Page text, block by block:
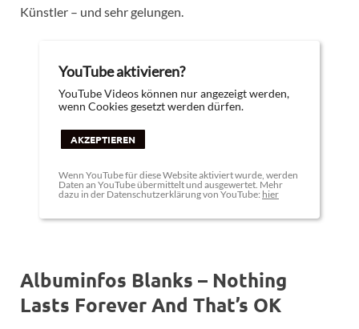
Künstler – und sehr gelungen.
YouTube aktivieren?
YouTube Videos können nur angezeigt werden,
wenn Cookies gesetzt werden dürfen.
AKZEPTIEREN
Wenn YouTube für diese Website aktiviert wurde, werden
Daten an YouTube übermittelt und ausgewertet. Mehr
dazu in der Datenschutzerklärung von YouTube: hier
Albuminfos Blanks – Nothing
Lasts Forever And That’s OK